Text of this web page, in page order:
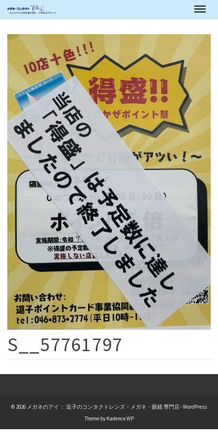
S__57761797
© 2026 メガネのアイ ： 逗子のコンタクトレンズ・メガネ・眼鏡 専門店 - WordPress
Theme by Kadence WP